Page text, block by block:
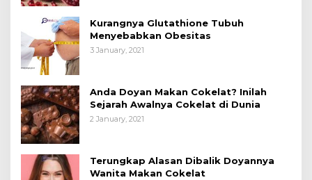
Kurangnya Glutathione Tubuh
Menyebabkan Obesitas
3 January, 2021
Anda Doyan Makan Cokelat? Inilah
Sejarah Awalnya Cokelat di Dunia
2 January, 2021
Terungkap Alasan Dibalik Doyannya
Wanita Makan Cokelat